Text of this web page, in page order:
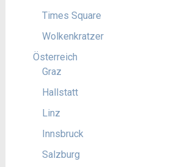
Times Square
Wolkenkratzer
Österreich
Graz
Hallstatt
Linz
Innsbruck
Salzburg